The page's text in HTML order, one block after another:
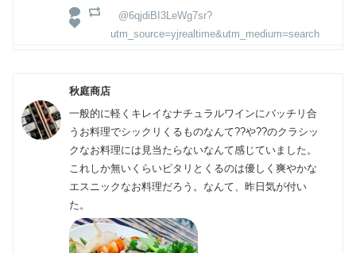
@6qjdiBI3LeWg7sr?
utm_source=yjrealtime&utm_medium=search
秋庭商店
一般的に軽くキレイなナチュラルワインにバッチリ合
うお料理でシックリくるものなんて??や??のクラシッ
クなお料理には見当たらないなんて感じていました。
これしか無いくらいピタリとくるのは優しく爽やかな
エスニックなお料理だろう。なんて、昨日気が付い
た。